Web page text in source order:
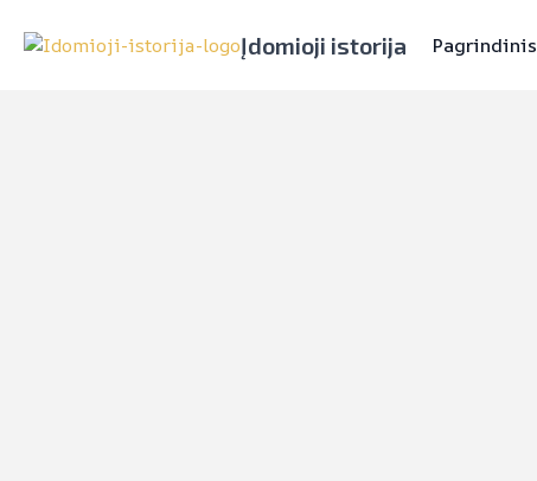
Įdomioji istorija Pagrindinis